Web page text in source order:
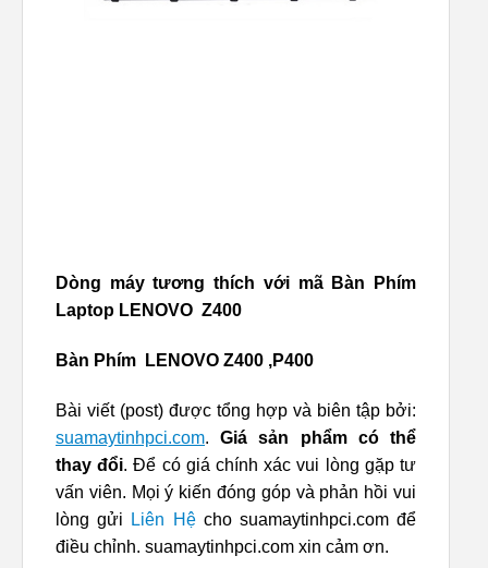
Dòng máy tương thích với mã Bàn Phím
Laptop LENOVO Z400
Bàn Phím LENOVO Z400 ,P400
Bài viết (post) được tổng hợp và biên tập bởi:
suamaytinhpci.com.Giá sản phẩm có thể
thay đổi. Để có giá chính xác vui lòng gặp tư
vấn viên. Mọi ý kiến đóng góp và phản hồi vui
lòng gửi
Liên Hệcho suamaytinhpci.com để
điều chỉnh. suamaytinhpci.com xin cảm ơn.